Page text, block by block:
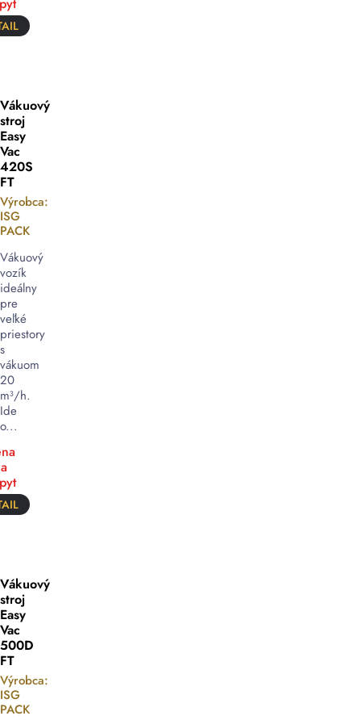
Vákuový
stroj
Easy
Vac
420S
FT
Výrobca:
ISG
PACK
Vákuový
vozík
ideálny
pre
veľké
priestory
s
vákuom
20
m³/h.
Ide
o...
Vákuový
stroj
Easy
Vac
500D
FT
Výrobca:
ISG
PACK